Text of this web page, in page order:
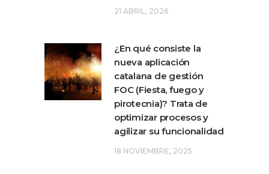
21 ABRIL, 2026
¿En qué consiste la
nueva aplicación
catalana de gestión
FOC (Fiesta, fuego y
pirotecnia)? Trata de
optimizar procesos y
agilizar su funcionalidad
18 NOVIEMBRE, 2025